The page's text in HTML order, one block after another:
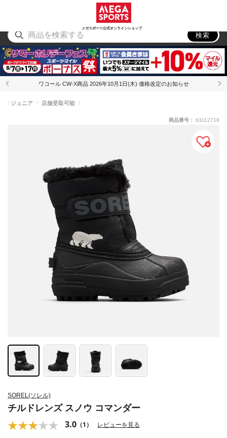
メガスポーツ公式オンラインショップ
アウトドア
検索
ワコール CW-X商品 2026年10月1日(木) 価格改定のお知らせ
SOREL(ソレル)
チルドレンズ スノウ コマンダー
3.0 （1） レビューを見る
ジュニア 店舗受取可能
商品番号： 63112718